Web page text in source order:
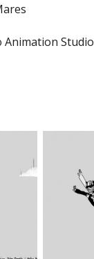
Animation Studio